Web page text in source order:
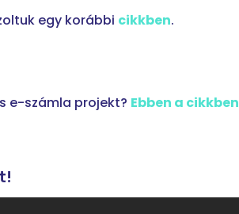
egy korábbi cikkben.
e-számla projekt? Ebben a cikkben